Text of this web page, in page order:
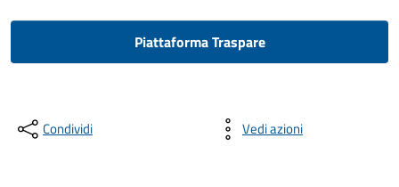
Piattaforma Traspare
Condividi Vedi azioni